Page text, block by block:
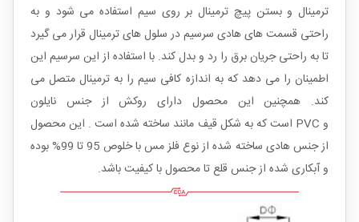
ترمینال و بستن پیچ ترمینال بر روی سیم استفاده می شود و به
راحتی قسمت های هادی سرسیم در سلول های ترمینال قرار می گیرد
تا به راحتی جریان برق را رد و بدل کند. با استفاده از این سرسیم این
اطمینان را می دهد که به اندازه کافی سیم را به ترمینال متصل می
کند. همچنین این محصول دارای روکش از جنس نایلون
و PVC است که به شکل قیف مانند ساخته شده است . این محصول
از جنس هادی ساخته شده از نوع فلز مس با خلوص 95 تا 99% بوده
و آبکاری شده از جنس قلع تا محصول با کیفیت باشد.